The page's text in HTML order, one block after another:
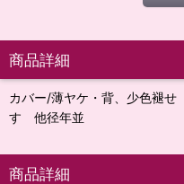
商品詳細
カバー/薄ヤケ・背、少色褪
す 他径年並
商品詳細